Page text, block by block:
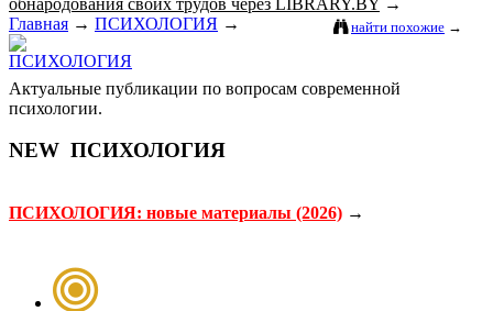
обнародования своих трудов через LIBRARY.BY →
найти похожие →
Главная → ПСИХОЛОГИЯ →
Актуальные публикации по вопросам современной
психологии.
NEW ПСИХОЛОГИЯ
ПСИХОЛОГИЯ: новые материалы (2026) →